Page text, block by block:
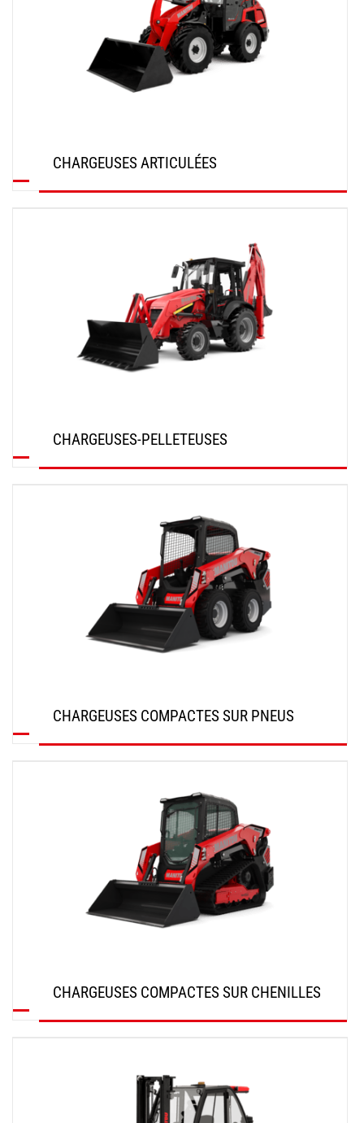
CHARGEUSES ARTICULÉES
CHARGEUSES-PELLETEUSES
CHARGEUSES COMPACTES SUR PNEUS
CHARGEUSES COMPACTES SUR CHENILLES